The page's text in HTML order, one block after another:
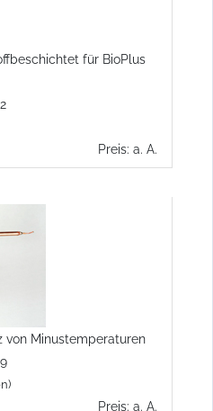
für BioPlus
Preis: a. A.
von Minustemperaturen
Preis: a. A.